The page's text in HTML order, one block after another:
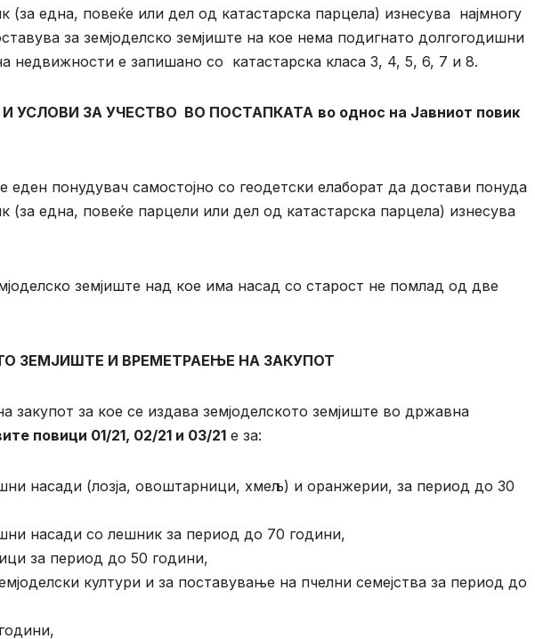
(за една, повеќе или дел од катастарска парцела) изнесува најмногу
за земјоделско земјиште на кое нема подигнато долгогодишни
недвижности е запишано со катастарска класа 3, 4, 5, 6, 7 и 8.
УСЛОВИ ЗА УЧЕСТВО ВО ПОСТАПКАТА во однос на Јавниот повик
понудувач самостојно со геодетски елаборат да достави понуда
(за една, повеќе парцели или дел од катастарска парцела) изнесува
земјиште над кое има насад со старост не помлад од две
ЗЕМЈИШТЕ И ВРЕМЕТРАЕЊЕ НА ЗАКУПОТ
закупот за кое се издава земјоделското земјиште во државна
повици 01/21, 02/21 и 03/21 е за:
насади (лозја, овоштарници, хмељ) и оранжерии, за период до 30
насади со лешник за период до 70 години,
за период до 50 години,
култури и за поставување на пчелни семејства за период до